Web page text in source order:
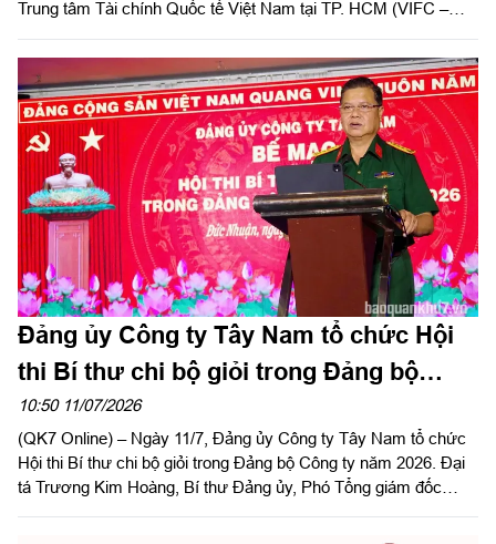
Đảng ủy Công ty Tây Nam tổ chức Hội
thi Bí thư chi bộ giỏi trong Đảng bộ
Công ty năm 2026
10:50 11/07/2026
(QK7 Online) – Ngày 11/7, Đảng ủy Công ty Tây Nam tổ chức
Hội thi Bí thư chi bộ giỏi trong Đảng bộ Công ty năm 2026. Đại
tá Trương Kim Hoàng, Bí thư Đảng ủy, Phó Tổng giám đốc
Công ty dự và phát biểu chỉ đạo hội thi.